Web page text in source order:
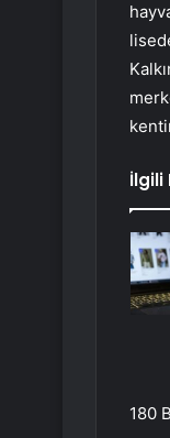
İlgili
180